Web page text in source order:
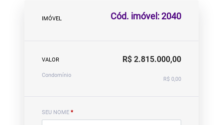
IMÓVEL Cód. imóvel: 2040
VALOR R$ 2.815.000,00
Condomínio
R$ 0,00
SEU NOME *